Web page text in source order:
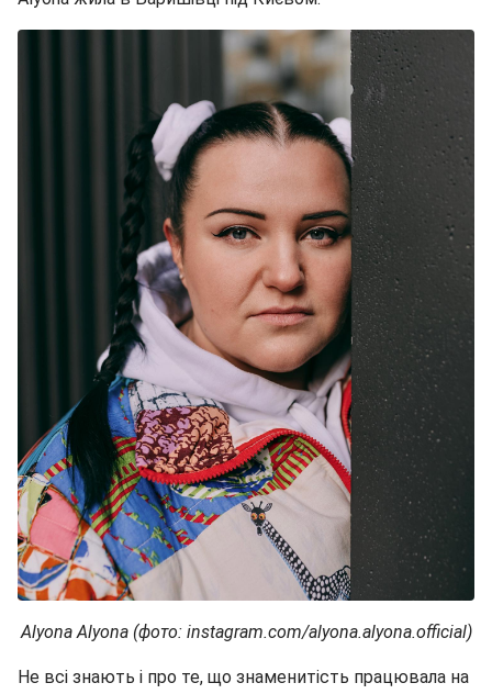
Alyona Alyona (фото: instagram.com/alyona.alyona.official)
Не всі знають і про те, що знаменитість працювала на